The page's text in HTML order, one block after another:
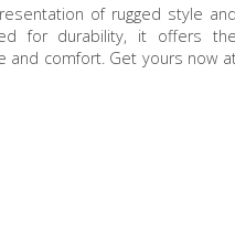
of rugged style
for durability, it offers
and comfort. Get yours now